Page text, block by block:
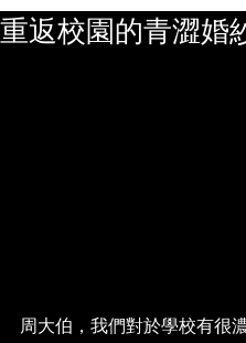
重返校園的青澀婚
周大伯，我們對於學校有很